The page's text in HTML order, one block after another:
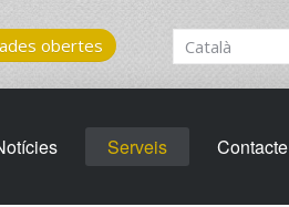
obertes
Serveis Contacte